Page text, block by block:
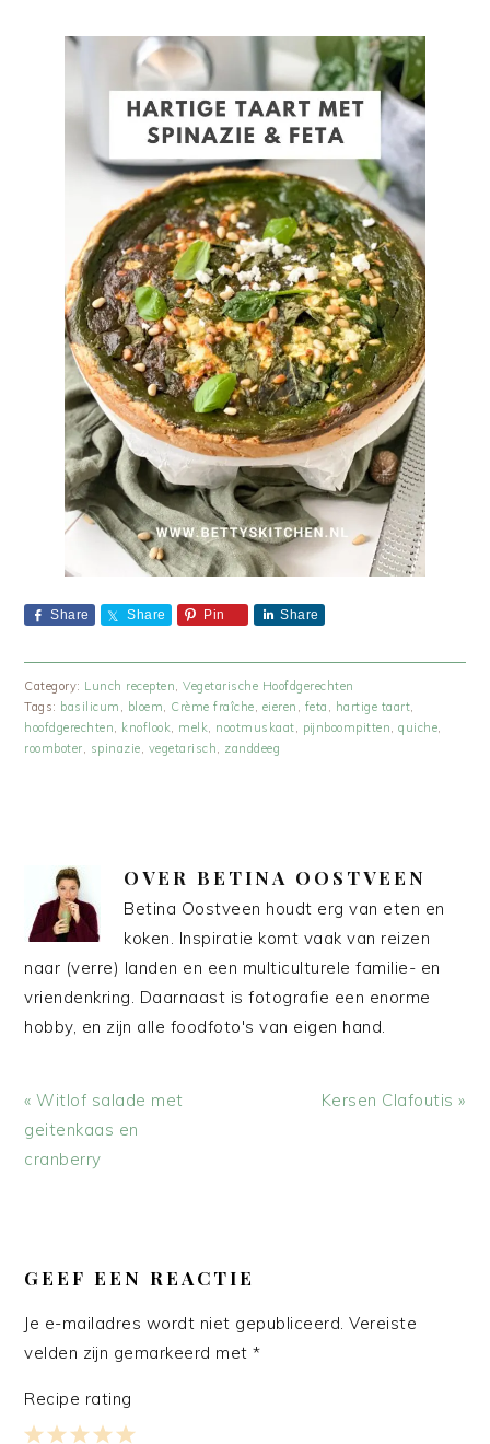
Share Share Pin Share
Category: Lunch recepten,Vegetarische Hoofdgerechten
Tags: basilicum , bloem, Crème fraîche, eieren , feta , hartige taart,
hoofdgerechten, knoflook, melk, nootmuskaat, pijnboompitten,quiche,
roomboter, spinazie, vegetarisch, zanddeeg
OVER BETINA OOSTVEEN
Betina Oostveen houdt erg van eten en
koken. Inspiratie komt vaak van reizen
naar (verre) landen en een multiculturele familie- en
vriendenkring. Daarnaast is fotografie een enorme
hobby, en zijn alle foodfoto's van eigen hand.
Vorig
bericht:
« Witlof salade met
geitenkaas en
cranberry
Volgend
Kersen Clafoutis »
INTERACTIES
GEEF EEN REACTIE
Je e-mailadres wordt niet gepubliceerd. Vereiste
velden zijn gemarkeerd met*
Recipe rating